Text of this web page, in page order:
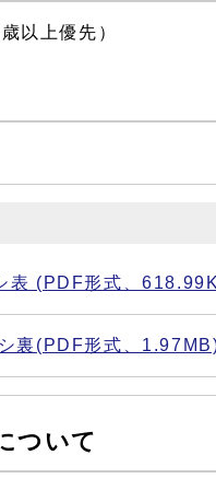
以上優先）
表 (PDF形式、
裏(PDF形式、
ついて